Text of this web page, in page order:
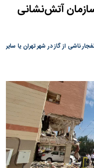
آتش‌نشانی
ناشی از گاز در شهر تهران یا سایر